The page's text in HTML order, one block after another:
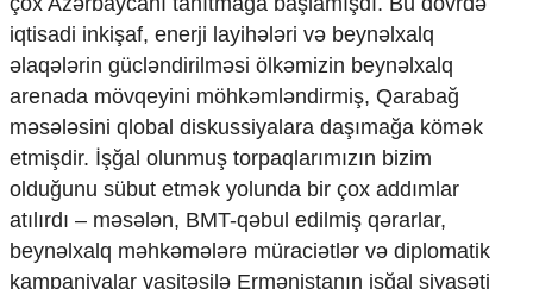
Mədəniyyətimizin Zəfəri
Zəfər Diasporu
Səhiyyə
Ailə və uşaq
Turizm
İqtisadiyyat
İqtisadi xəbərlər
Energetika
Neft-qaz
Əmək və sosial siyasət
iqtisadi inkişaf, enerji layihələri və beynəlxalq
əlaqələrin gücləndirilməsi ölkəmizin beynəlxalq
arenada mövqeyini möhkəmləndirmiş, Qarabağ
məsələsini qlobal diskussiyalara daşımağa kömək
etmişdir. İşğal olunmuş torpaqlarımızın bizim
olduğunu sübut etmək yolunda bir çox addımlar
atılırdı – məsələn, BMT-qəbul edilmiş qərarlar,
beynəlxalq məhkəmələrə müraciətlər və diplomatik
kampaniyalar vasitəsilə Ermənistanın işğal siyasəti